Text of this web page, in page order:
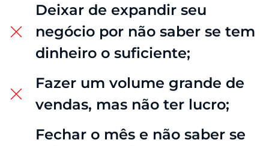
Deixar de expandir seu
negócio por não saber se tem
dinheiro o suficiente;
Fazer um volume grande de
vendas, mas não ter lucro;
​Fechar o mês e não saber se